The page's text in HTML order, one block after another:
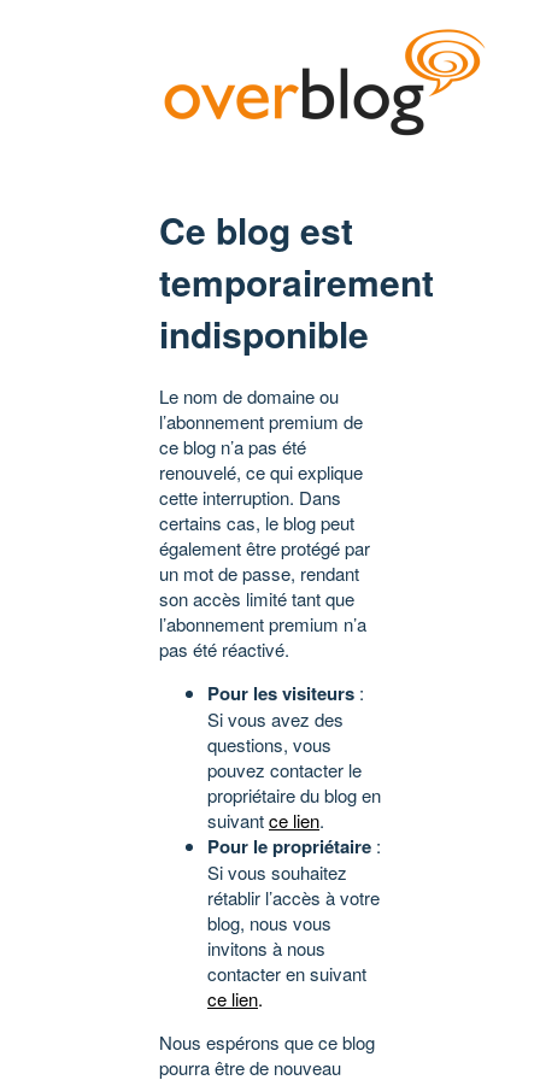
Ce blog est
temporairement
indisponible
Le nom de domaine ou
l’abonnement premium de
ce blog n’a pas été
renouvelé, ce qui explique
cette interruption. Dans
certains cas, le blog peut
également être protégé par
un mot de passe, rendant
son accès limité tant que
l’abonnement premium n’a
pas été réactivé.
Pour les visiteurs :
Si vous avez des
questions, vous
pouvez contacter le
propriétaire du blog en
suivantce lien.
Pour le propriétaire :
Si vous souhaitez
rétablir l’accès à votre
blog, nous vous
invitons à nous
contacter en suivant
ce lien.
Nous espérons que ce blog
pourra être de nouveau